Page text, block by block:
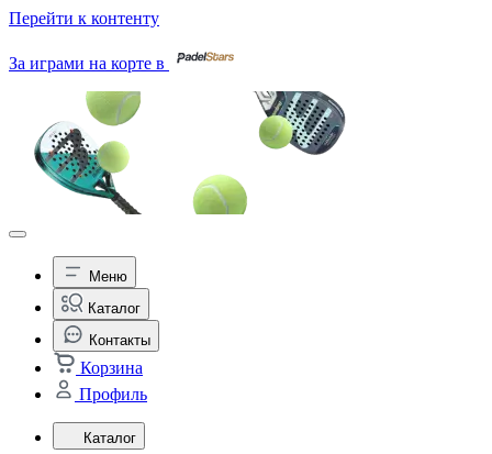
Перейти к контенту
За играми на корте в
Меню
Каталог
Контакты
Корзина
Профиль
Каталог